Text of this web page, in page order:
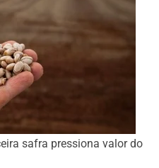
safra pressiona valor do